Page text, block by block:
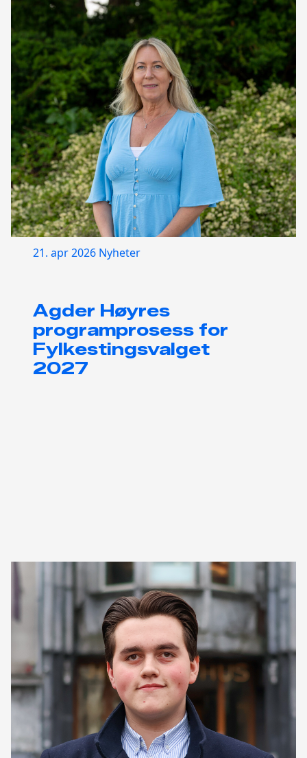
21. apr 2026 Nyheter
Agder Høyres
programprosess for
Fylkestingsvalget
2027